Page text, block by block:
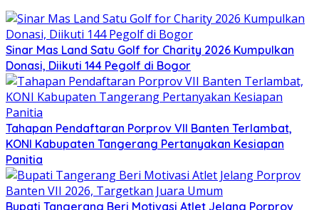
Sinar Mas Land Satu Golf for Charity 2026 Kumpulkan
Donasi, Diikuti 144 Pegolf di Bogor
Tahapan Pendaftaran Porprov VII Banten Terlambat,
KONI Kabupaten Tangerang Pertanyakan Kesiapan
Panitia
Bupati Tangerang Beri Motivasi Atlet Jelang Porprov